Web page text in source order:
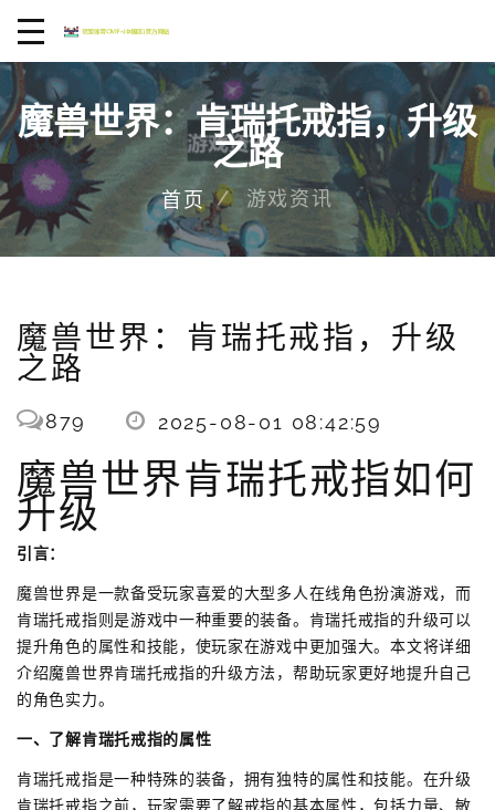
魔兽世界：肯瑞托戒指，升级
之路
首页 游戏资讯
魔兽世界：肯瑞托戒指，升级
之路
879 2025-08-01 08:42:59
魔兽世界肯瑞托戒指如何
升级
引言：
魔兽世界是一款备受玩家喜爱的大型多人在线角色扮演游戏，而
肯瑞托戒指则是游戏中一种重要的装备。肯瑞托戒指的升级可以
提升角色的属性和技能，使玩家在游戏中更加强大。本文将详细
介绍魔兽世界肯瑞托戒指的升级方法，帮助玩家更好地提升自己
的角色实力。
一、了解肯瑞托戒指的属性
肯瑞托戒指是一种特殊的装备，拥有独特的属性和技能。在升级
肯瑞托戒指之前，玩家需要了解戒指的基本属性，包括力量、敏